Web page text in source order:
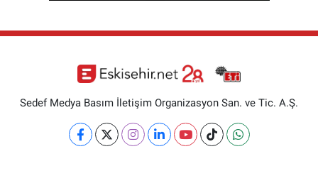
Sedef Medya Basım İletişim Organizasyon San. ve Tic. A.Ş.